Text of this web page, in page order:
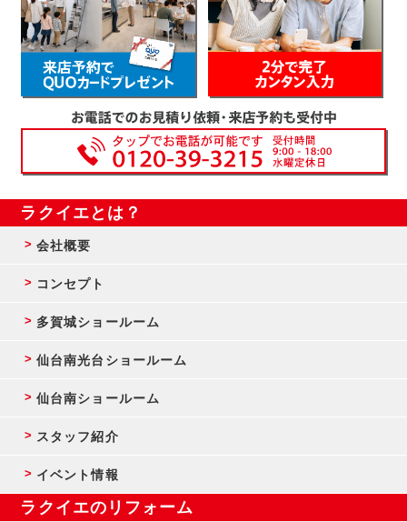
ラクイエとは？
会社概要
コンセプト
多賀城ショールーム
仙台南光台ショールーム
仙台南ショールーム
スタッフ紹介
イベント情報
ラクイエのリフォーム